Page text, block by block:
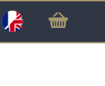
MATÉRIEL